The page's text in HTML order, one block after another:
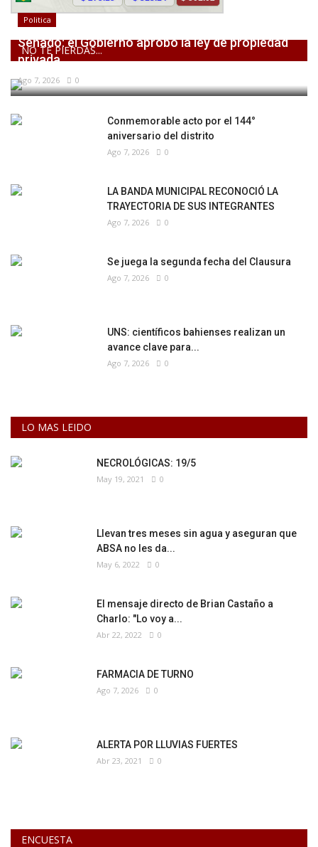
NO TE PIERDAS...
Politica
Senado: el Gobierno aprobó la ley de propiedad
privada,...
Ago 7, 2026 0
Conmemorable acto por el 144°
aniversario del distrito
Ago 7, 2026 0
LA BANDA MUNICIPAL RECONOCIÓ LA
TRAYECTORIA DE SUS INTEGRANTES
Ago 7, 2026 0
Se juega la segunda fecha del Clausura
Ago 7, 2026 0
UNS: científicos bahienses realizan un
avance clave para...
Ago 7, 2026 0
LO MAS LEIDO
NECROLÓGICAS: 19/5
May 19, 2021 0
Llevan tres meses sin agua y aseguran que
ABSA no les da...
May 6, 2022 0
El mensaje directo de Brian Castaño a
Charlo: "Lo voy a...
Abr 22, 2022 0
FARMACIA DE TURNO
Ago 7, 2026 0
ALERTA POR LLUVIAS FUERTES
Abr 23, 2021 0
ENCUESTA